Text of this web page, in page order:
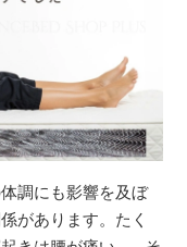
調にも影響を及ぼ
があります。たく